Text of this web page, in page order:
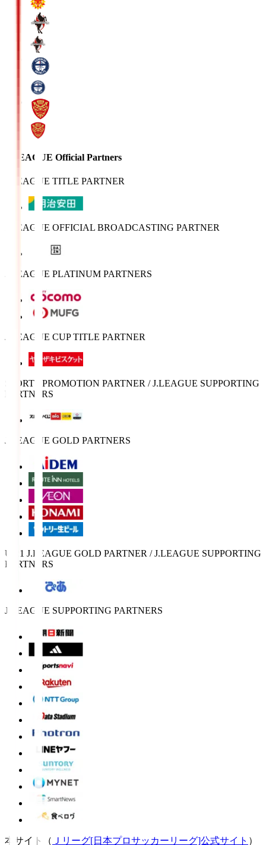
J.LEAGUE Official Partners
J.LEAGUE TITLE PARTNER
J.LEAGUE OFFICIAL BROADCASTING PARTNER
J.LEAGUE PLATINUM PARTNERS
J.LEAGUE CUP TITLE PARTNER
SPORTS PROMOTION PARTNER / J.LEAGUE SUPPORTING
PARTNERS
J.LEAGUE GOLD PARTNERS
U-21 J.LEAGUE GOLD PARTNER / J.LEAGUE SUPPORTING
PARTNERS
J.LEAGUE SUPPORTING PARTNERS
本サイト（ Ｊリーグ[日本プロサッカーリーグ]公式サイト ）